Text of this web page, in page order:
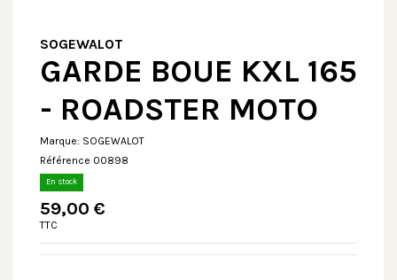
SOGEWALOT
GARDE BOUE KXL 165
- ROADSTER MOTO
Marque: SOGEWALOT
Référence 00898
En stock
59,00 €
TTC